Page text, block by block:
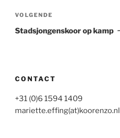
Volgend
bericht
VOLGENDE
Stadsjongenskoor op kamp
CONTACT
+31 (0)6 1594 1409
mariette.effing(at)koorenzo.nl